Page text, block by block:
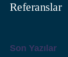
Referanslar
Son Yazılar